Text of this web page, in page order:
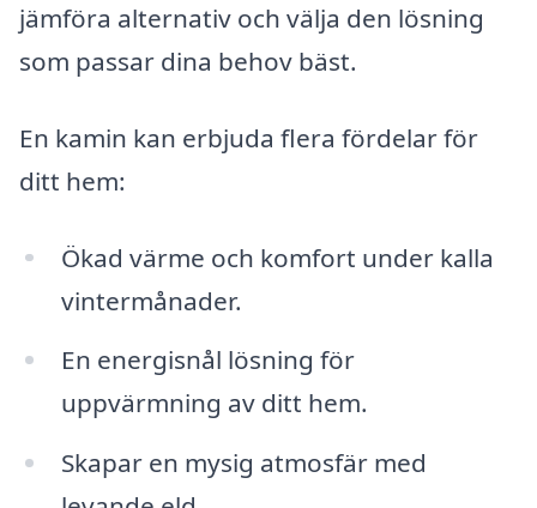
jämföra alternativ och välja den lösning
som passar dina behov bäst.
En kamin kan erbjuda flera fördelar för
ditt hem:
Ökad värme och komfort under kalla
vintermånader.
En energisnål lösning för
uppvärmning av ditt hem.
Skapar en mysig atmosfär med